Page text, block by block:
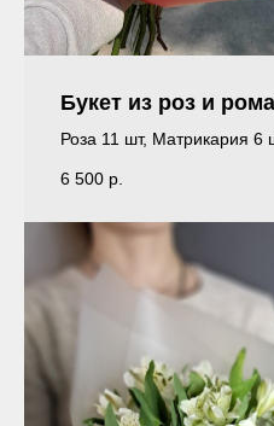
Букет из роз и
Роза 11 шт, Матрикария 6
6 500 р.